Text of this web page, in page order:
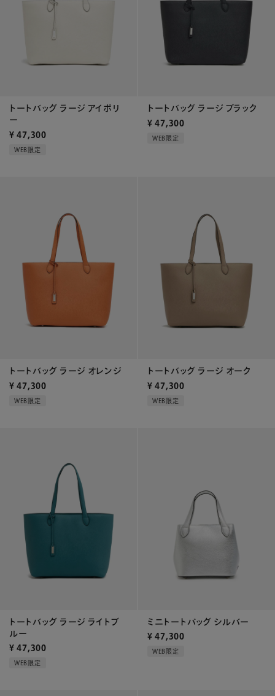
トートバッグ ラージ アイボリ
ー
¥ 47,300
WEB限定
トートバッグ ラージ ブラック
¥ 47,300
WEB限定
トートバッグ ラージ オレンジ
¥ 47,300
WEB限定
トートバッグ ラージ オーク
¥ 47,300
WEB限定
トートバッグ ラージ ライトブ
ルー
¥ 47,300
WEB限定
ミニトートバッグ シルバー
¥ 47,300
WEB限定